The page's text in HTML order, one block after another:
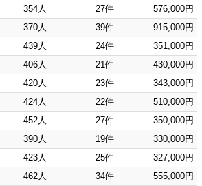
354人 27件
576,000円
370人 39件
915,000円
439人 24件
351,000円
406人 21件
430,000円
420人 23件
343,000円
424人 22件
510,000円
452人 27件
350,000円
390人 19件
330,000円
423人 25件
327,000円
462人 34件
555,000円